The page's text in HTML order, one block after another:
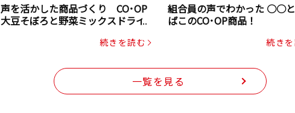
声を活かした商品づくり CO･OP
大豆そぼろと野菜ミックスドライ
続きを読む
組合員の声でわかった ○○
ばこのCO･OP商品！
続き
一覧を見る